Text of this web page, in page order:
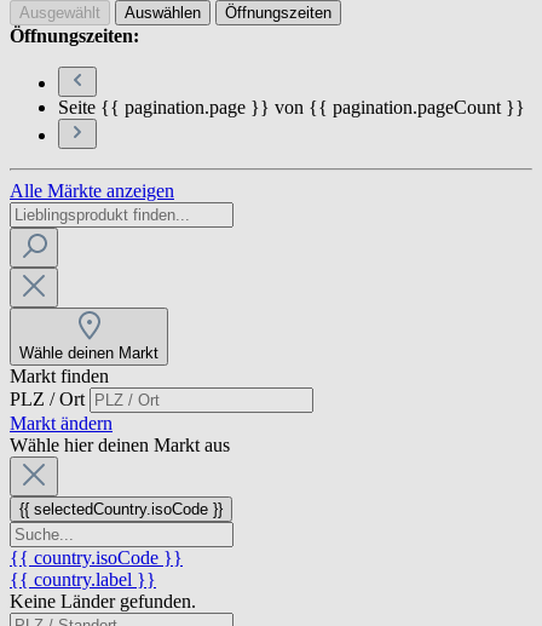
Ausgewählt Auswählen Öffnungszeiten
Öffnungszeiten:
Seite {{ pagination.page }} von {{ pagination.pageCount }}
Alle Märkte anzeigen
Wähle deinen Markt
Markt finden
PLZ / Ort
Markt ändern
Wähle hier deinen Markt aus
{{ selectedCountry.isoCode }}
{{ country.isoCode }}
{{ country.label }}
Keine Länder gefunden.